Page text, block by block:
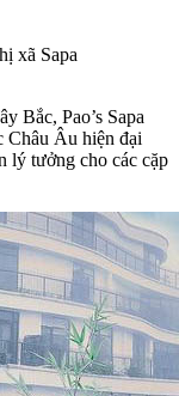
xã Sapa
Bắc, Pao’s Sapa
Châu Âu hiện đại
lý tưởng cho các cặp